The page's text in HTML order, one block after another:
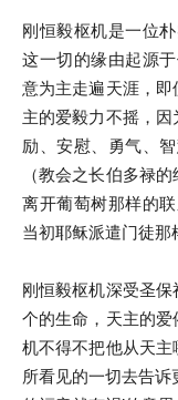
刚恒毅枢机是一位
这一切的缘由起源
意为主走遍天涯，
主的爱毅力不摇，
励、安慰、勇气、
（教会之长伯多禄
离开葡萄树那样的
当初耶稣派遣门徒那
刚恒毅枢机深受圣
个的生命，天主的
机不得不把他从天主
所看见的一切去告诉